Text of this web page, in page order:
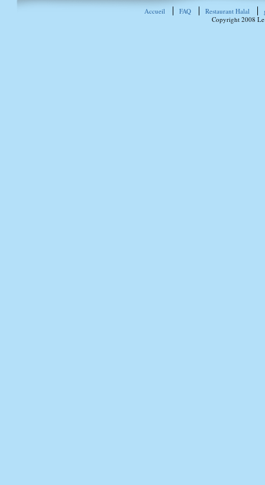
Accueil FAQ Restaurant Halal
Copyright 2008